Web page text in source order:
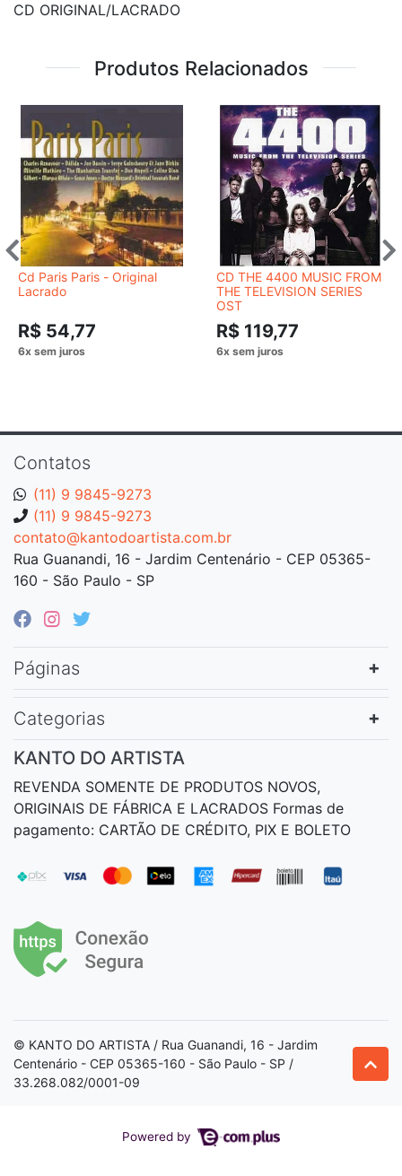
CD ORIGINAL/LACRADO
Produtos Relacionados
Cd Paris Paris - Original
Lacrado
R$ 54,77
CD THE 4400 MUSIC FROM
THE TELEVISION SERIES
OST
R$ 119,77
Contatos
(11) 9 9845-9273
(11) 9 9845-9273
contato@kantodoartista.com.br
Rua Guanandi, 16 - Jardim Centenário - CEP 05365-
160 - São Paulo - SP
Páginas
Categorias
KANTO DO ARTISTA
REVENDA SOMENTE DE PRODUTOS NOVOS,
ORIGINAIS DE FÁBRICA E LACRADOS Formas de
pagamento: CARTÃO DE CRÉDITO, PIX E BOLETO
© KANTO DO ARTISTA / Rua Guanandi, 16 - Jardim
Centenário - CEP 05365-160 - São Paulo - SP /
33.268.082/0001-09
Powered by